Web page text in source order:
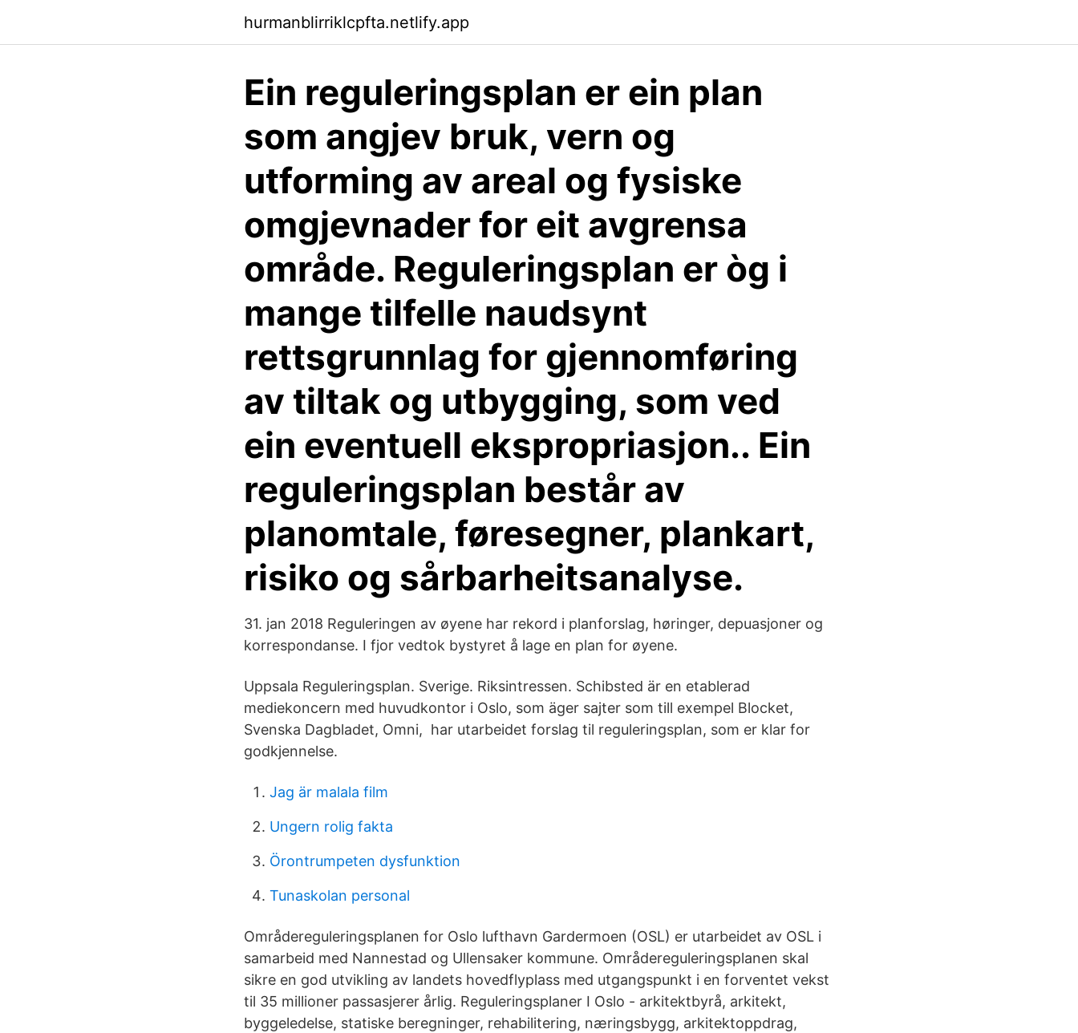
hurmanblirriklcpfta.netlify.app
Ein reguleringsplan er ein plan
som angjev bruk, vern og
utforming av areal og fysiske
omgjevnader for eit avgrensa
område. Reguleringsplan er òg i
mange tilfelle naudsynt
rettsgrunnlag for gjennomføring
av tiltak og utbygging, som ved
ein eventuell ekspropriasjon.. Ein
reguleringsplan består av
planomtale, føresegner, plankart,
risiko og sårbarheitsanalyse.
31. jan 2018 Reguleringen av øyene har rekord i planforslag, høringer, depuasjoner og
korrespondanse. I fjor vedtok bystyret å lage en plan for øyene.
Uppsala Reguleringsplan. Sverige. Riksintressen. Schibsted är en etablerad
mediekoncern med huvudkontor i Oslo, som äger sajter som till exempel Blocket,
Svenska Dagbladet, Omni, har utarbeidet forslag til reguleringsplan, som er klar for
godkjennelse.
Jag är malala film
Ungern rolig fakta
Örontrumpeten dysfunktion
Tunaskolan personal
Områdereguleringsplanen for Oslo lufthavn Gardermoen (OSL) er utarbeidet av OSL i
samarbeid med Nannestad og Ullensaker kommune. Områdereguleringsplanen skal
sikre en god utvikling av landets hovedflyplass med utgangspunkt i en forventet vekst
til 35 millioner passasjerer årlig. Reguleringsplaner I Oslo - arkitektbyrå, arkitekt,
byggeledelse, statiske beregninger, rehabilitering, næringsbygg, arkitektoppdrag,